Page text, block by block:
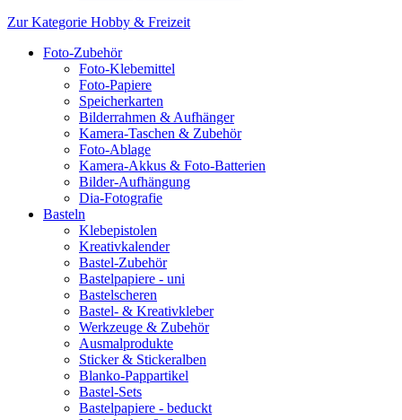
Zur Kategorie Hobby & Freizeit
Foto-Zubehör
Foto-Klebemittel
Foto-Papiere
Speicherkarten
Bilderrahmen & Aufhänger
Kamera-Taschen & Zubehör
Foto-Ablage
Kamera-Akkus & Foto-Batterien
Bilder-Aufhängung
Dia-Fotografie
Basteln
Klebepistolen
Kreativkalender
Bastel-Zubehör
Bastelpapiere - uni
Bastelscheren
Bastel- & Kreativkleber
Werkzeuge & Zubehör
Ausmalprodukte
Sticker & Stickeralben
Blanko-Pappartikel
Bastel-Sets
Bastelpapiere - beduckt